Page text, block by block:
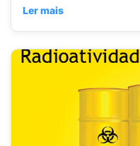
Ler mais